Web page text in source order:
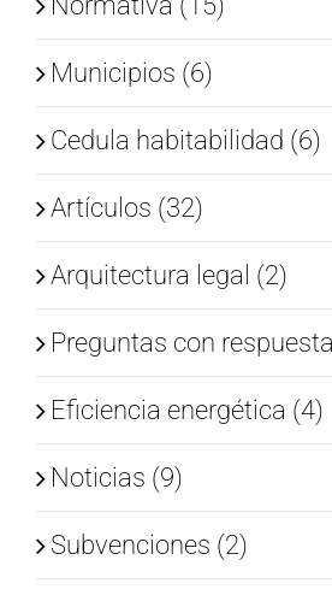
Municipios (6)
Cedula habitabilidad (6)
Artículos (32)
Arquitectura legal (2)
Preguntas con
Eficiencia energética (4)
Noticias (9)
Subvenciones (2)